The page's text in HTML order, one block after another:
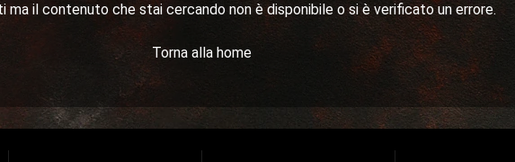
ma il contenuto che stai cercando non è disponibile o si è verificato un errore.
Torna alla home